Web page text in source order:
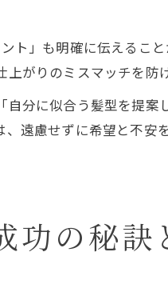
ト」も明確に伝えるこ
がりのミスマッチを防げ
分に似合う髪型を提案
遠慮せずに希望と不安
功の秘訣